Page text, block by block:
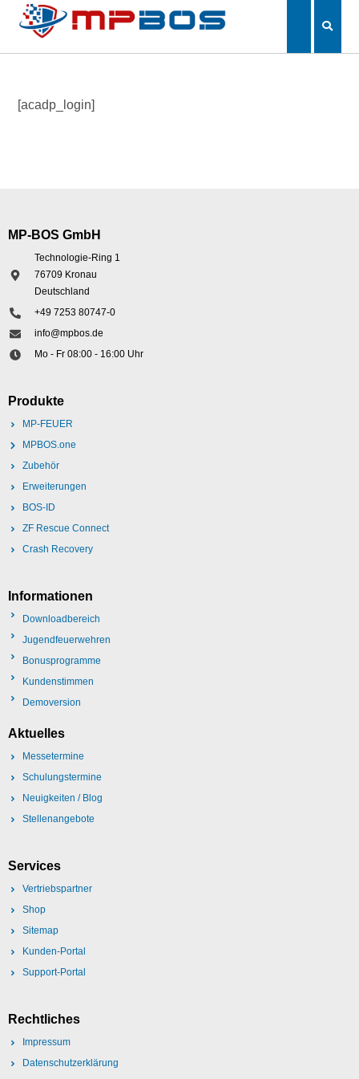
[acadp_login]
MP-BOS GmbH
Technologie-Ring 1
76709 Kronau
Deutschland
+49 7253 80747-0
info@mpbos.de
Mo - Fr 08:00 - 16:00 Uhr
Produkte
MP-FEUER
MPBOS.one
Zubehör
Erweiterungen
BOS-ID
ZF Rescue Connect
Crash Recovery
Informationen
Downloadbereich
Jugendfeuerwehren
Bonusprogramme
Kundenstimmen
Demoversion
Aktuelles
Messetermine
Schulungstermine
Neuigkeiten / Blog
Stellenangebote
Services
Vertriebspartner
Shop
Sitemap
Kunden-Portal
Support-Portal
Rechtliches
Impressum
Datenschutzerklärung